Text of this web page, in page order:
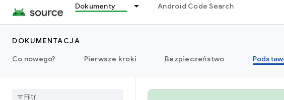
Dokumenty Android Code Search
DOKUMENTACJA
Co nowego?
Pierwsze kroki Bezpieczeństwo
Interakcja